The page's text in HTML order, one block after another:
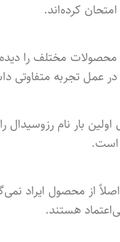
کرده‌اند.
محصولات مختلف را
عمل تجربه متفاوتی
بار نام
است.
از محصول ایراد
هستند.